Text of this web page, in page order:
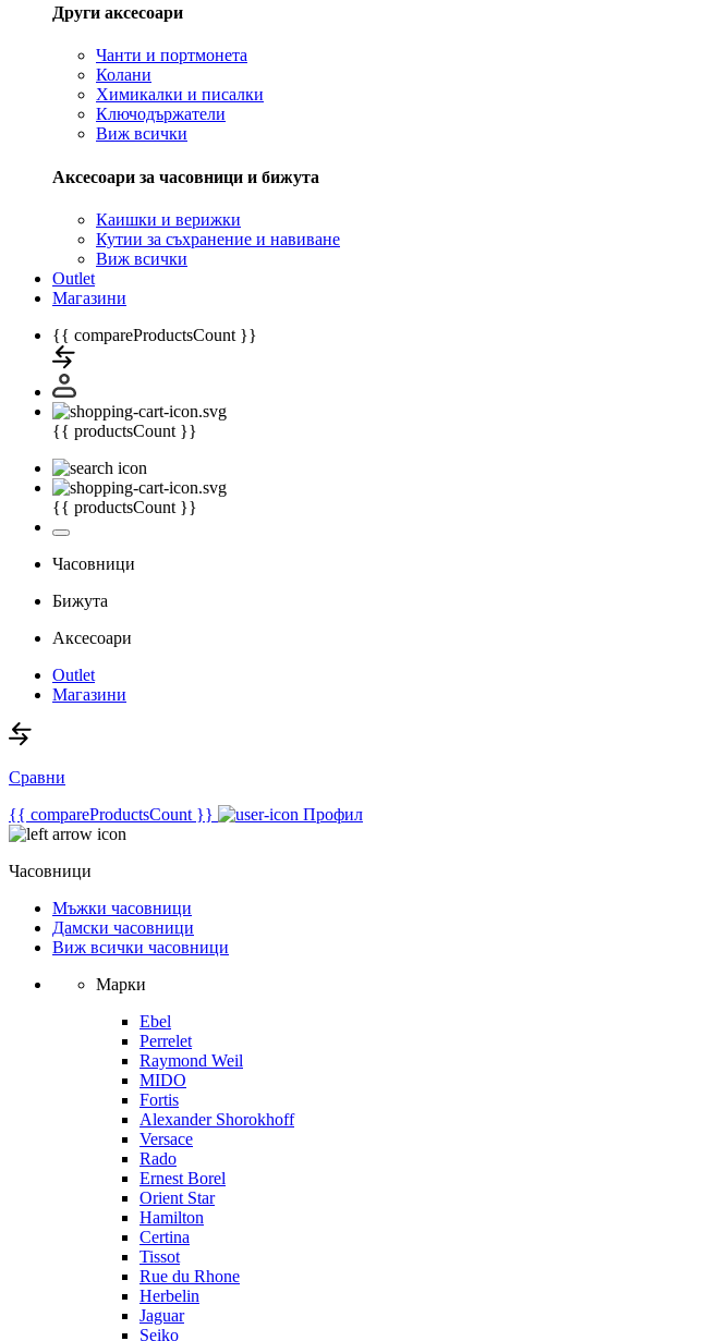
Други аксесоари
Чанти и портмонета
Колани
Химикалки и писалки
Ключодържатели
Виж всички
Аксесоари за часовници и бижута
Каишки и верижки
Кутии за съхранение и навиване
Виж всички
Outlet
Магазини
{{ compareProductsCount }}
{{ productsCount }}
{{ productsCount }}
Часовници
Бижута
Аксесоари
Outlet
Магазини
Сравни
{{ compareProductsCount }}
Профил
Часовници
Мъжки часовници
Дамски часовници
Виж всички часовници
Марки
Ebel
Perrelet
Raymond Weil
MIDO
Fortis
Alexander Shorokhoff
Versace
Rado
Ernest Borel
Orient Star
Hamilton
Certina
Tissot
Rue du Rhone
Herbelin
Jaguar
Seiko